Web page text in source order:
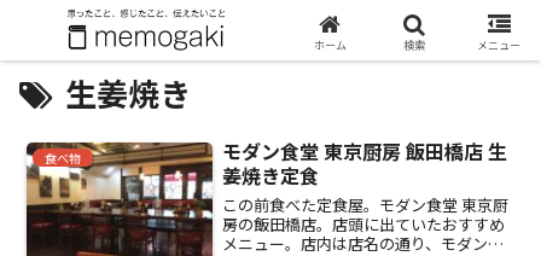
生姜焼き
食べ物
モダン食堂 東京厨房 飯田橋店 生
姜焼き定食
この前食べた定食屋。モダン食堂 東京厨
房の飯田橋店。店頭に出ていたおすすめ
メニュー。店内は店名の通り、モダン。
ホーム 検索 メニュー